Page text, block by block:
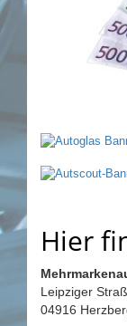
Hier
Leipziger
04916